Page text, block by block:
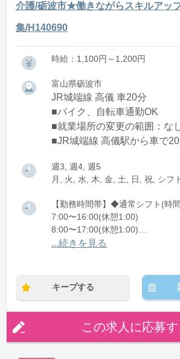
介護/砺波市★働きながらスキルアッ
集/H140690
時給：1,100円～1,200円
富山県砺波市
JR城端線 高儀 車20分
■バイク、自転車通勤OK
■就業場所の変更の範囲：な
■JR城端線 高儀駅から車で
週3, 週4, 週5
月, 火, 水, 木, 金, 土, 日, 祝, シフ
【勤務時間帯】◆通常シフト(時
7:00〜16:00(休憩1:00)
8:00〜17:00(休憩1:00)
12:00〜21:00(休憩1:00)
...続きを見る
キープする
この求人に応募す